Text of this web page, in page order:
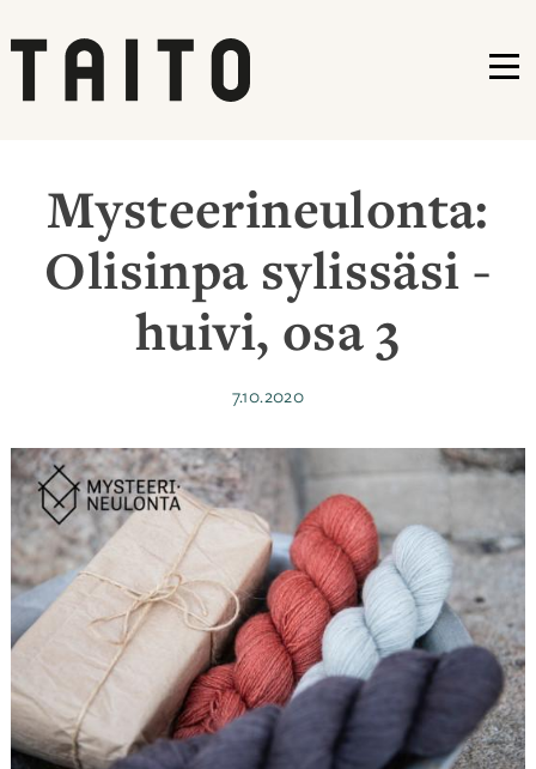
Mysteerineulonta:
Olisinpa sylissäsi -
huivi, osa 3
Julkaistu
7.10.2020